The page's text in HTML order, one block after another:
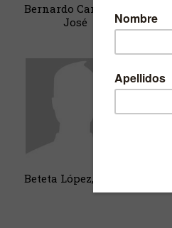
Bernardo Carrasco,
José
Beteta López, Pedro